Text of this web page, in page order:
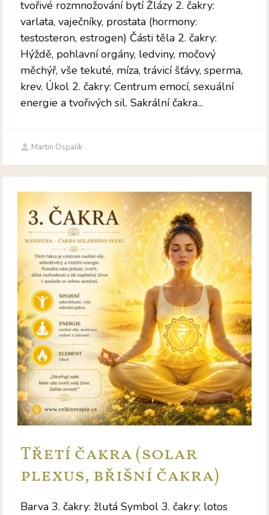
tvořivé rozmnožování bytí Žlázy 2. čakry:
varlata, vaječníky, prostata (hormony:
testosteron, estrogen) Části těla 2. čakry:
Hýždě, pohlavní orgány, ledviny, močový
měchýř, vše tekuté, míza, trávicí šťávy, sperma,
krev. Úkol 2. čakry: Centrum emocí, sexuální
energie a tvořivých sil. Sakrální čakra...
Martin Ospalík
Třetí čakra (solar
plexus, břišní čakra)
Barva 3. čakry: žlutá Symbol 3. čakry: lotos